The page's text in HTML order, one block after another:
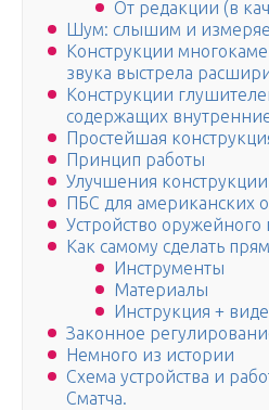
От редакции (в
Шум: слышим и
Конструкции
звука выстрела
Конструкции
содержащих
Простейшая
Принцип работы
Улучшения конструкции
ПБС для американских
Устройство оружейного
Как самому сделать
Инструменты
Материалы
Инструкция +
Законное
Немного из истории
Схема устройства и
Сматча.